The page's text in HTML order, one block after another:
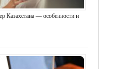
Казахстана — особенности и